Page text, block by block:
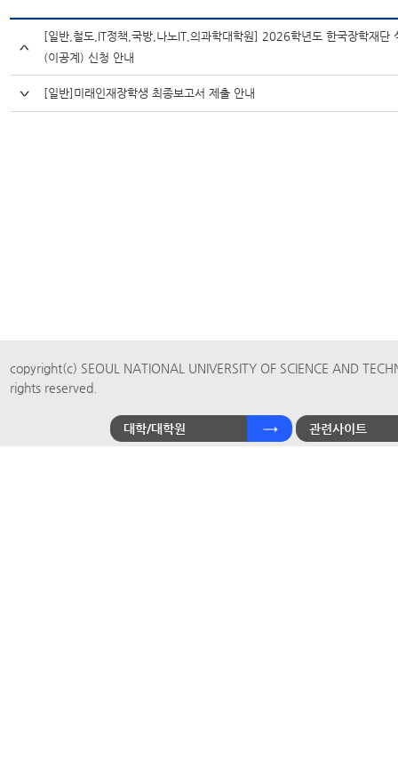
[일반,철도,IT정책,국방,나노IT,의과학대학원] 2026학년도 한국장학재단
(이공계) 신청 안내
[일반]미래인재장학생 최종보고서 제출 안내
copyright(c) SEOUL NATIONAL UNIVERSITY OF SCIENCE AND
rights reserved.
대학/대학원 관련사이트